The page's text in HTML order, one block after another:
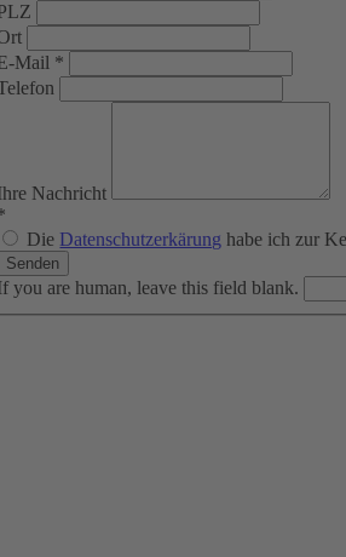
Mail *
Nachricht
Die Datenschutzerkärung habe ich zur
you are human, leave this field blank.